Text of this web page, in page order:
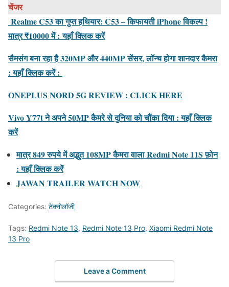
चेंजर
Realme C53 का गुप्त हथियार: C53 – किफायती iPhone विकल्प !
मात्र ₹10000 में :यहाँ क्लिक करें
सैमसंग बना रहा है 320MP और 440MP सेंसर, लॉन्च होगा शानदार कैमरा
: यहाँ क्लिक करें :
ONEPLUS NORD 5G REVIEW : CLICK HERE
Vivo Y77t ने अपने 50MP कैमरे से दुनिया को चौंका दिया : यहाँ क्लिक
करें
मात्र 849 रुपये में अद्भुत 108MP कैमरा वाला Redmi Note 11S फ़ोन
: यहाँ क्लिक करें
JAWAN TRAILER WATCH NOW
Categories: टेक्नोलॉजी
Tags: Redmi Note 13, Redmi Note 13 Pro, Xiaomi Redmi Note
13 Pro
Leave a Comment